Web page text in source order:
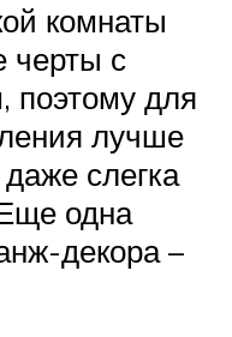
комнаты
черты с
поэтому для
лучше
слегка
одна
декора –